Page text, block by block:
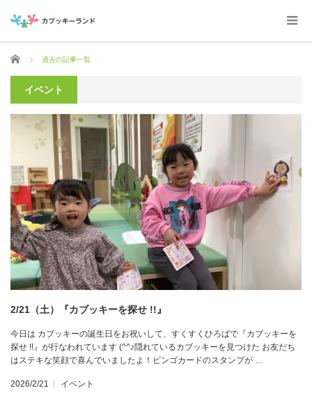
ホーム 過去の記事一覧
イベント
2/21（土）『カブッキーを探せ !!』
今日は カブッキーの誕生日をお祝いして、すくすくひろばで『カブッキーを
探せ !!』が行なわれています (^^♪隠れているカブッキーを見つけた お友だち
はステキな笑顔で喜んでいましたよ！ビンゴカードのスタンプが …
2026/2/21 イベント